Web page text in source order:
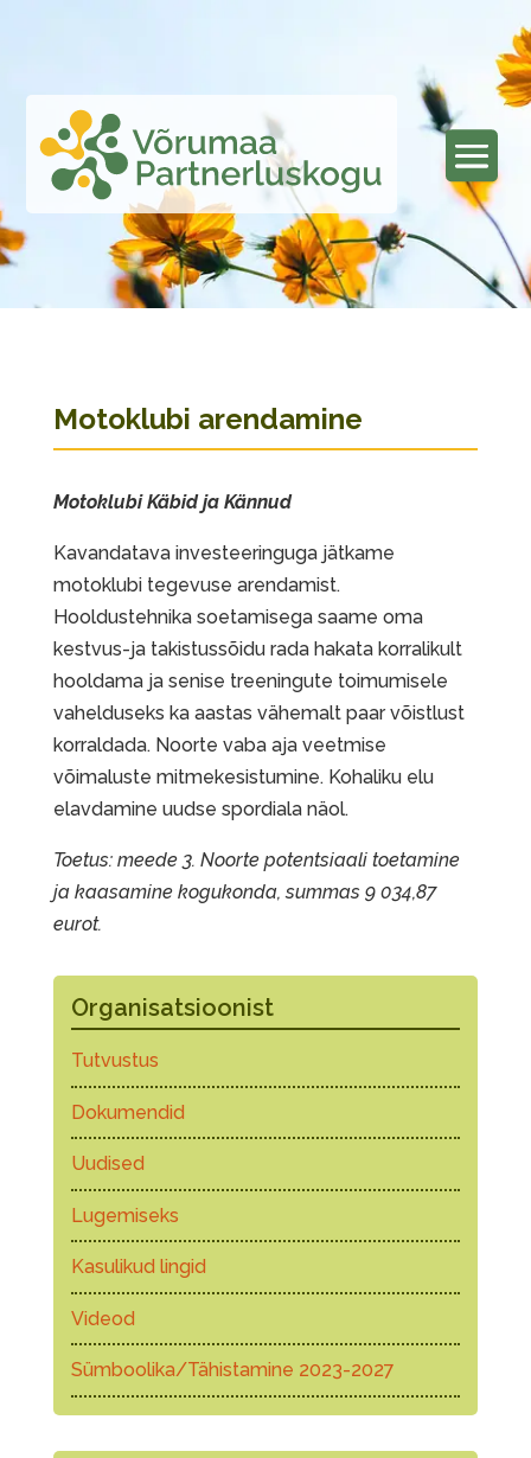
Motoklubi arendamine
Motoklubi Käbid ja Kännud
Kavandatava investeeringuga jätkame
motoklubi tegevuse arendamist.
Hooldustehnika soetamisega saame oma
kestvus-ja takistussõidu rada hakata korralikult
hooldama ja senise treeningute toimumisele
vahelduseks ka aastas vähemalt paar võistlust
korraldada. Noorte vaba aja veetmise
võimaluste mitmekesistumine. Kohaliku elu
elavdamine uudse spordiala näol.
Toetus: meede 3. Noorte potentsiaali toetamine
ja kaasamine kogukonda, summas 9 034,87
eurot.
Organisatsioonist
Tutvustus
Dokumendid
Uudised
Lugemiseks
Kasulikud lingid
Videod
Sümboolika/Tähistamine 2023-2027